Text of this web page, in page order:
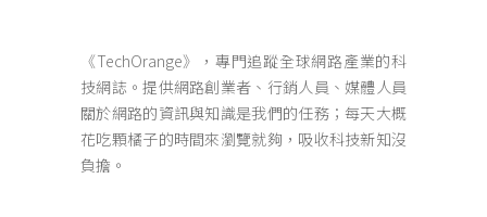
《TechOrange》，專門追蹤全球網路產業的科
技網誌。提供網路創業者、行銷人員、媒體人員
關於網路的資訊與知識是我們的任務；每天大概
花吃顆橘子的時間來瀏覽就夠，吸收科技新知沒
負擔。